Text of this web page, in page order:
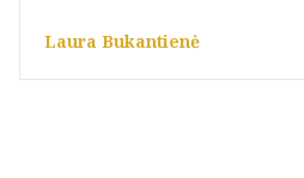
Laura Bukantienė